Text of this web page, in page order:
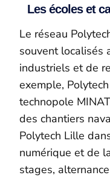
Les écoles et
Le réseau
souvent localisés
industriels et de
exemple,
technopole
des chantiers
Polytech Lille
numérique et de
stages,